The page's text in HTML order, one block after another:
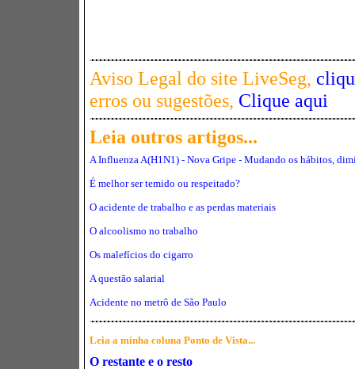
Aviso Legal do site LiveSeg,
erros ou sugestões, Clique aqui
Leia outros artigos...
A InfluenzaA(H1N1) - Nova Gripe - Mudando os hábitos,
É melhor ser temido ou respeitado?
O acidente de trabalho e as perdas materiais
O alcoolismo no trabalho
Os malefícios do cigarro
A questão salarial
Acidente no metrô de São Paulo
Leia a minha coluna Ponto de Vista...
O restante e o resto